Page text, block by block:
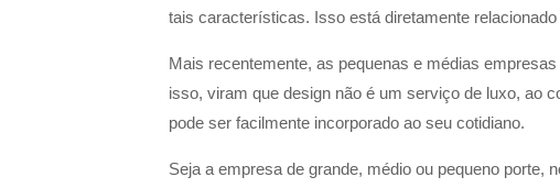
tais características. Isso está diretamente
Mais recentemente, as pequenas e médias
isso, viram que design não é um serviço de luxo, ao
pode ser facilmente incorporado ao seu cotidiano.
Seja a empresa de grande, médio ou pequeno porte,